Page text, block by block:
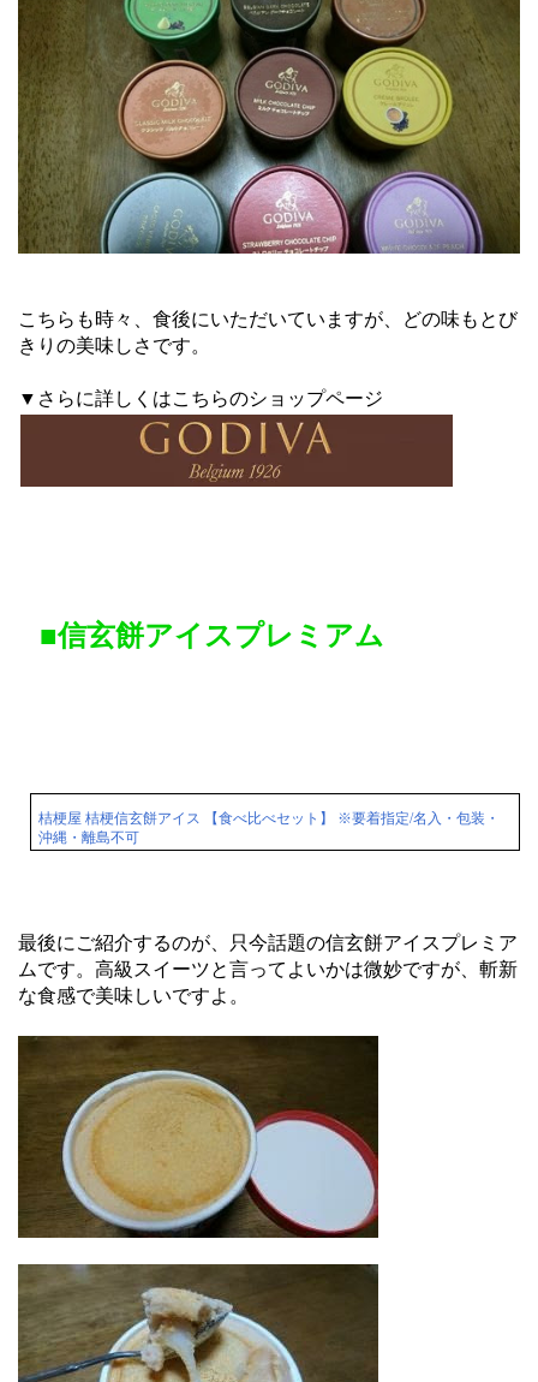
こちらも時々、食後にいただいていますが、どの味もとび
きりの美味しさです。
▼さらに詳しくはこちらのショップページ
■信玄餅アイスプレミアム
桔梗屋 桔梗信玄餅アイス 【食べ比べセット】 ※要着指定/名入・包装・
沖縄・離島不可
最後にご紹介するのが、只今話題の信玄餅アイスプレミア
ムです。高級スイーツと言ってよいかは微妙ですが、斬新
な食感で美味しいですよ。